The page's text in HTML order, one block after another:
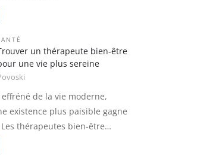
un thérapeute bien-être
une vie plus sereine
de la vie moderne,
existence plus paisible gagne
thérapeutes bien-être…